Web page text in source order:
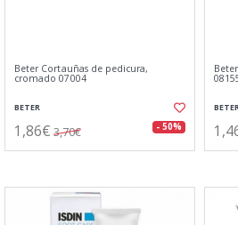
Beter Cortauñas de pedicura,
cromado 07004
BETER
1,86€ 3,70€ - 50%